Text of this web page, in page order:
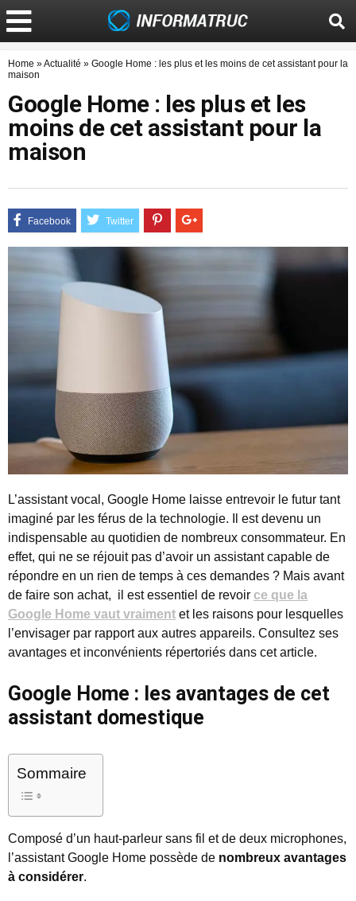
Home »Actualité » Google Home : les plus et les moins de cet assistant pour la
maison
Google Home : les plus et les
moins de cet assistant pour la
maison
L’assistant vocal, Google Home laisse entrevoir le futur tant
imaginé par les férus de la technologie. Il est devenu un
indispensable au quotidien de nombreux consommateur. En
effet, qui ne se réjouit pas d’avoir un assistant capable de
répondre en un rien de temps à ces demandes ? Mais avant
de faire son achat, il est essentiel de revoir ce que la
Google Home vaut vraiment et les raisons pour lesquelles
l’envisager par rapport aux autres appareils. Consultez ses
avantages et inconvénients répertoriés dans cet article.
Google Home : les avantages de cet
assistant domestique
Sommaire
Composé d’un haut-parleur sans fil et de deux microphones,
l’assistant Google Home possède de nombreux avantages
à considérer.